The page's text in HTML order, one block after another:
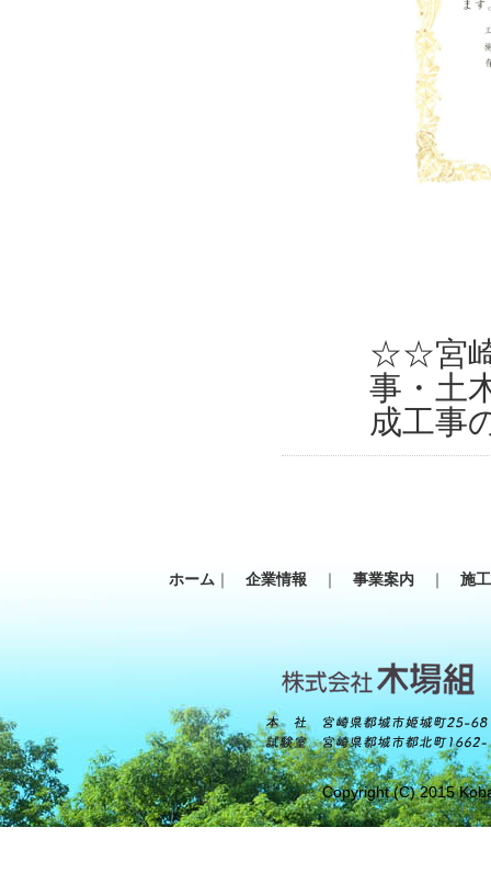
☆☆宮崎
事・土
成工事
ホーム ｜ 企業情報 ｜ 事業案内 ｜ 施
Copyright (C) 2015